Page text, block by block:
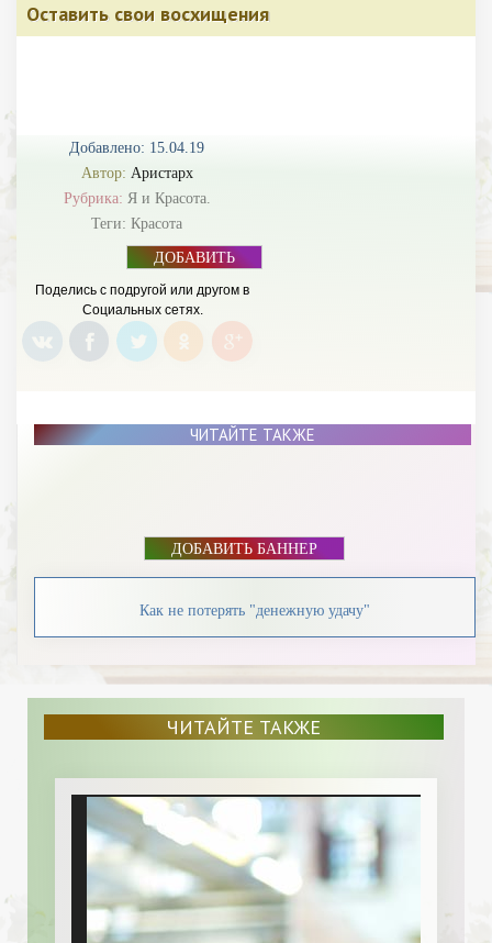
Добавлено: 15.04.19
Автор: Аристарх
Рубрика: Я и Красота.
Теги: Красота
ДОБАВИТЬ
Поделись с подругой или другом в
Социальных сетях.
Оставить свои восхищения
ЧИТАЙТЕ ТАКЖЕ
ДОБАВИТЬ БАННЕР
Как не потерять "денежную удачу"
ЧИТАЙТЕ ТАКЖЕ